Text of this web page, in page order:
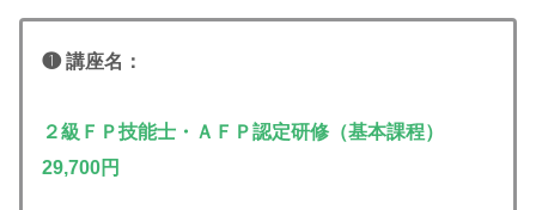
❶ 講座名：
２級ＦＰ技能士・ＡＦＰ認定研修（基本課程）
29,700円